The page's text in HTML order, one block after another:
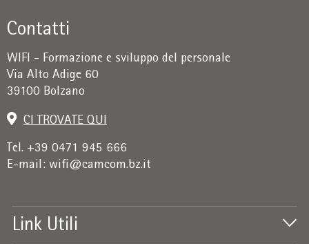
Contatti
WIFI - Formazione e sviluppo del personale
Via Alto Adige 60
39100 Bolzano
CI TROVATE QUI
Tel. +39 0471 945 666
E-mail: wifi@camcom.bz.it
Link Utili